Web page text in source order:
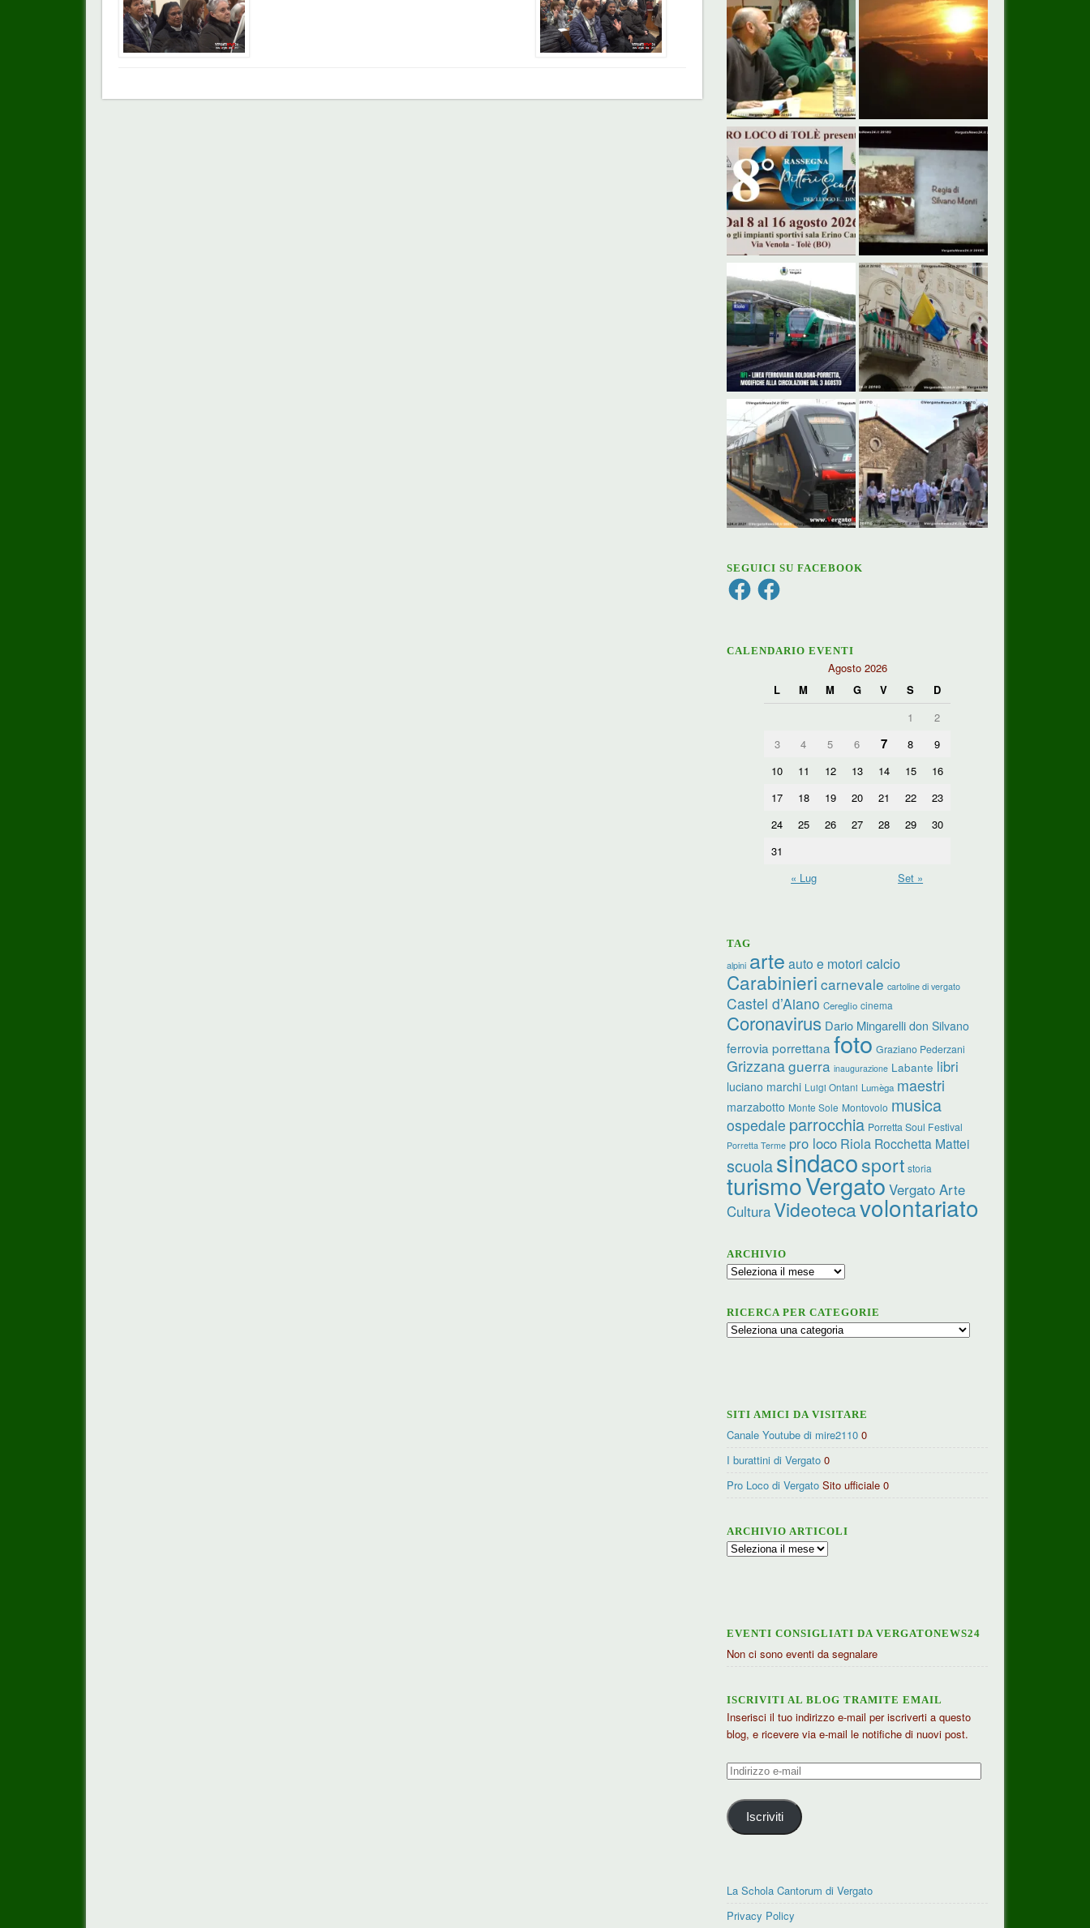
SEGUICI SU FACEBOOK
FacebookFacebook
CALENDARIO EVENTI
Agosto 2026
L
M M G V S
D
1
2
3
4 5 6 7 8
9
10
11 12 13 14 15
16
17
18 19 20 21 22
23
24
25 26 27 28 29
30
31
« Lug
Set »
TAG
alpini arte auto e motori calcio
Carabinieri carnevale cartoline di vergato
Castel d’Aiano Cereglio cinema
Coronavirus Dario Mingarelli don Silvano
ferrovia porrettana foto Graziano Pederzani
Grizzanaguerra inaugurazione Labante libri
luciano marchi Luigi Ontani Lumèga maestri
marzabotto Monte Sole Montovolo musica
ospedale parrocchia Porretta Soul Festival
Porretta Terme pro loco Riola Rocchetta Mattei
scuolasindacosport storia
turismoVergato Vergato Arte
CulturaVideotecavolontariato
ARCHIVIO
Archivio
RICERCA PER CATEGORIE
Ricerca
SITI AMICI DA VISITARE
Canale Youtube di mire2110 0
I burattini di Vergato 0
Pro Loco di Vergato Sito ufficiale 0
ARCHIVIO ARTICOLI
Archivio
EVENTI CONSIGLIATI DA VERGATONEWS24
Non ci sono eventi da segnalare
ISCRIVITI AL BLOG TRAMITE EMAIL
Inserisci il tuo indirizzo e-mail per iscriverti a questo
blog, e ricevere via e-mail le notifiche di nuovi post.
Indirizzo
mail
Iscriviti
La Schola Cantorum di Vergato
Privacy Policy